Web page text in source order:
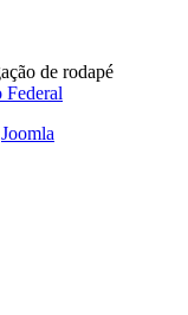
de rodapé
Joomla